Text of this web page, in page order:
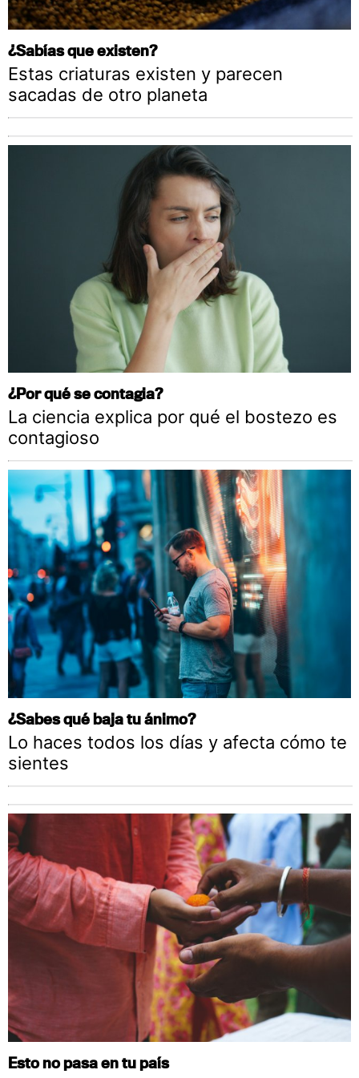
¿Sabías que existen?
Estas criaturas existen y parecen
sacadas de otro planeta
¿Por qué se contagia?
La ciencia explica por qué el bostezo es
contagioso
¿Sabes qué baja tu ánimo?
Lo haces todos los días y afecta cómo te
sientes
Esto no pasa en tu país